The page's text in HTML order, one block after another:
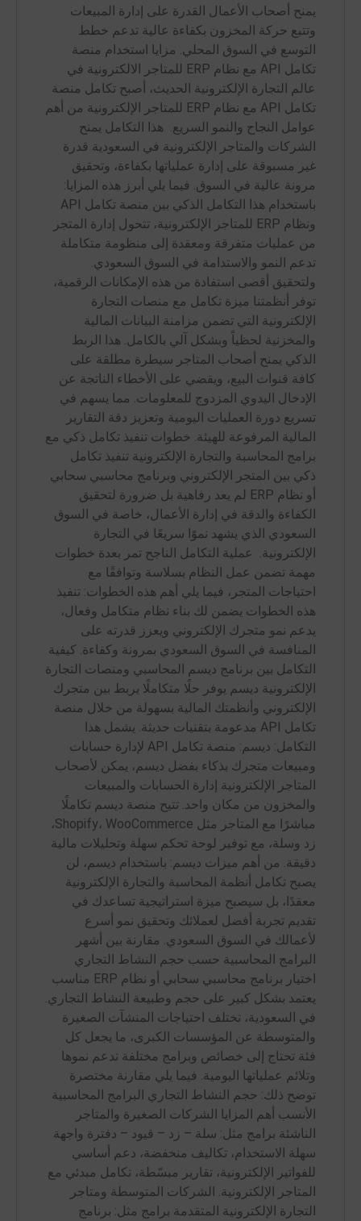
يمنح أصحاب الأعمال القدرة على إدارة المبيعات
وتتبع حركة المخزون بكفاءة عالية تدعم خطط
التوسع في السوق المحلي. مزايا استخدام منصة
تكامل API مع نظام ERP للمتاجر الالكترونية في
عالم التجارة الإلكترونية الحديث، أصبح تكامل منصة
تكامل API مع نظام ERP للمتاجر الإلكترونية من أهم
عوامل النجاح والنمو السريع. هذا التكامل يمنح
الشركات والمتاجر الإلكترونية في السعودية قدرة
غير مسبوقة على إدارة عملياتها بكفاءة، وتحقيق
مرونة عالية في السوق. فيما يلي أبرز هذه المزايا:
باستخدام هذا التكامل الذكي بين منصة تكامل API
ونظام ERP للمتاجر الإلكترونية، تتحول إدارة المتجر
من عمليات متفرقة ومعقدة إلى منظومة متكاملة
تدعم النمو والاستدامة في السوق السعودي.
ولتحقيق أقصى استفادة من هذه الإمكانات الرقمية،
توفر أنظمتنا ميزة تكامل مع منصات التجارة
الإلكترونية التي تضمن مزامنة البيانات المالية
والمخزنية لحظياً وبشكل آلي بالكامل. هذا الربط
الذكي يمنح أصحاب المتاجر سيطرة مطلقة على
كافة قنوات البيع، ويقضي على الأخطاء الناتجة عن
الإدخال اليدوي المزدوج للمعلومات. مما يسهم في
تسريع دورة العمليات اليومية وتعزيز دقة التقارير
المالية المرفوعة للهيئة. خطوات تنفيذ تكامل ذكي مع
برامج المحاسبة والتجارة الإلكترونية تنفيذ تكامل
ذكي بين المتجر الإلكتروني وبرنامج محاسبي سحابي
أو نظام ERP لم يعد رفاهية بل ضرورة لتحقيق
الكفاءة والدقة في إدارة الأعمال، خاصة في السوق
السعودي الذي يشهد نموًا سريعًا في التجارة
الإلكترونية. عملية التكامل الناجح تمر بعدة خطوات
مهمة تضمن عمل النظام بسلاسة وتوافقًا مع
احتياجات المتجر، فيما يلي أهم هذه الخطوات: تنفيذ
هذه الخطوات يضمن لك بناء نظام متكامل وفعال،
يدعم نمو متجرك الإلكتروني ويعزز قدرته على
المنافسة في السوق السعودي بمرونة وكفاءة. كيفية
التكامل بين برنامج ديسم المحاسبي ومنصات التجارة
الإلكترونية ديسم يوفر حلًا متكاملًا يربط بين متجرك
الإلكتروني وأنظمتك المالية بسهولة من خلال منصة
تكامل API مدعومة بتقنيات حديثة. يشمل هذا
التكامل: ديسم: منصة تكامل API لإدارة حسابات
ومبيعات متجرك بذكاء بفضل ديسم، يمكن لأصحاب
المتاجر الإلكترونية إدارة الحسابات والمبيعات
والمخزون من مكان واحد. تتيح منصة ديسم تكاملًا
مباشرًا مع المتاجر مثل Shopify، WooCommerce،
زد وسلة، مع توفير لوحة تحكم سهلة وتحليلات مالية
دقيقة. من أهم ميزات ديسم: باستخدام ديسم، لن
يصبح تكامل أنظمة المحاسبة والتجارة الإلكترونية
معقدًا، بل سيصبح ميزة استراتيجية تساعدك في
تقديم تجربة أفضل لعملائك وتحقيق نمو أسرع
لأعمالك في السوق السعودي. مقارنة بين أشهر
البرامج المحاسبية حسب حجم النشاط التجاري
اختيار برنامج محاسبي سحابي أو نظام ERP مناسب
يعتمد بشكل كبير على حجم وطبيعة النشاط التجاري.
في السعودية، تختلف احتياجات المنشآت الصغيرة
والمتوسطة عن المؤسسات الكبرى، ما يجعل كل
فئة تحتاج إلى خصائص وبرامج مختلفة تدعم نموها
وتلائم عملياتها اليومية. فيما يلي مقارنة مختصرة
توضح ذلك: حجم النشاط التجاري البرامج المحاسبية
الأنسب أهم المزايا الشركات الصغيرة والمتاجر
الناشئة برامج مثل: سلة – زد – قيود – دفترة واجهة
سهلة الاستخدام، تكاليف منخفضة، دعم أساسي
للفواتير الإلكترونية، تقارير مبسّطة، تكامل مبدئي مع
المتاجر الإلكترونية. الشركات المتوسطة ومتاجر
التجارة الإلكترونية المتقدمة برامج مثل: برنامج